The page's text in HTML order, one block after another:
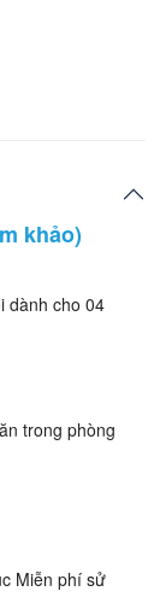
khảo)
dành cho 04
trong phòng
Miễn phí sử